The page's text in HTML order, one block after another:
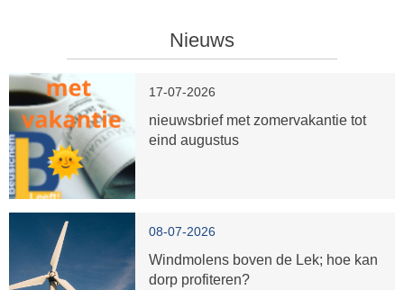
Nieuws
17-07-2026
nieuwsbrief met zomervakantie tot
eind augustus
08-07-2026
Windmolens boven de Lek; hoe kan
dorp profiteren?